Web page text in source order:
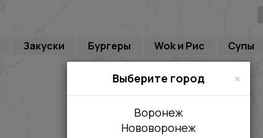
Закуски Бургеры Wok и Рис Супы
Выберите город ×
Воронеж
Нововоронеж